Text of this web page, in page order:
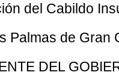
del Cabildo
Palmas de Gran
DEL